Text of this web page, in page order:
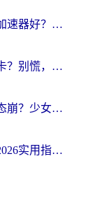
国外玩国服英雄联盟用什么加速器好？海外党亲测有效的国服游戏加速指南
在非洲玩魔兽世界怀旧服总卡？别慌，这份指南帮你丝滑开荒
海外党必看：玩国服卡到心态崩？少女前线云图计划加速器免费推荐+碧蓝航线足球世界流畅攻略
海外打LOL用哪个加速器？2026实用指南：从延迟到设备适配，一篇解决你的国服游戏痛点